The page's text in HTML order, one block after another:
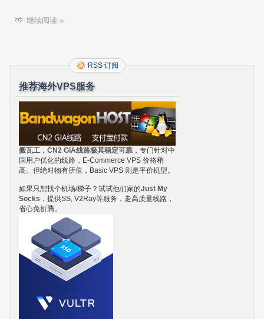
继续阅读 »
RSS 订阅
推荐海外VPS服务
搬瓦工，CN2 GIA线路极其稳定可靠 ，专门针对中
国用户优化的线路，E-Commerce VPS 价格稍
高、但绝对物有所值，Basic VPS 则是平价机型。
如果只想找个机场/梯子？试试他们家的Just My
Socks ，提供SS, V2Ray等服务，走高质量线路，
省心免折腾。